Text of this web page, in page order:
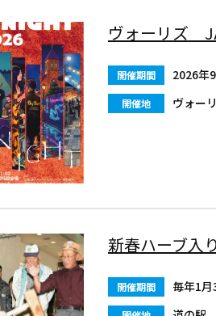
ヴォーリズ
開催期間 2026年
開催地 ヴォー
新春ハーブ入
開催期間 毎年1月